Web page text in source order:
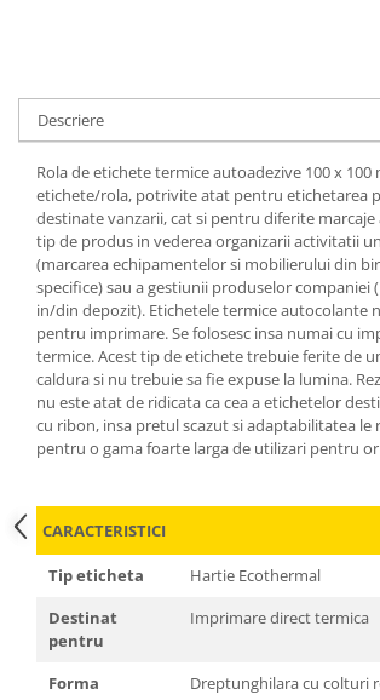
Descriere
Rola de etichete termice autoadezive 100 x 100
etichete/rola, potrivite atat pentru etichetarea
destinate vanzarii, cat si pentru diferite
tip de produs in vederea organizarii activitatii
(marcarea echipamentelor si mobilierului din
specifice) sau a gestiunii produselor companiei
in/din depozit). Etichetele termice autocolante
pentru imprimare. Se folosesc insa numai cu
termice. Acest tip de etichete trebuie ferite de
caldura si nu trebuie sa fie expuse la lumina.
nu este atat de ridicata ca cea a etichetelor
cu ribon, insa pretul scazut si adaptabilitatea le
pentru o gama foarte larga de utilizari pentru
CARACTERISTICI
Tip eticheta
Hartie Ecothermal
Destinat
pentru
Imprimare direct termica
Forma Dreptunghilara cu colturi